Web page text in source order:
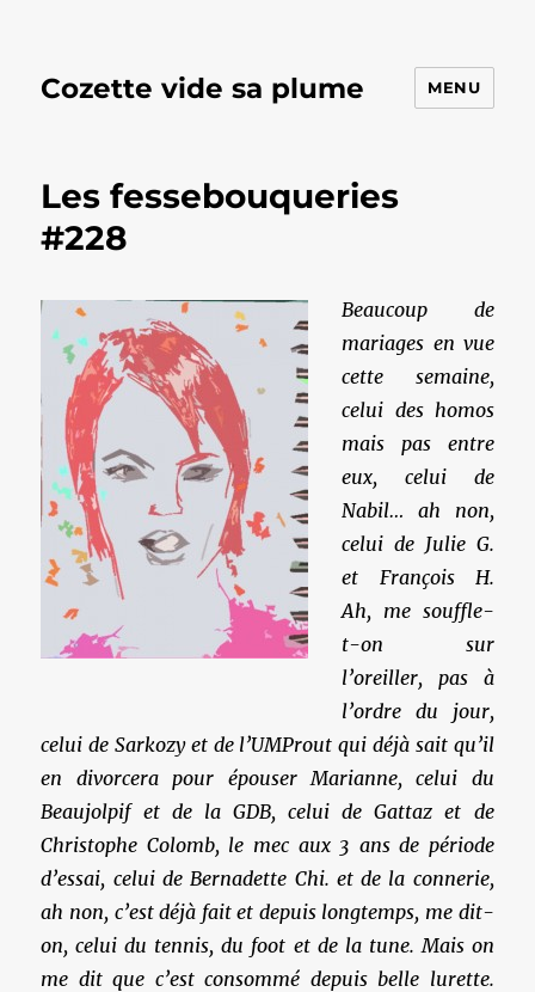
Cozette vide sa plume MENU
Les fessebouqueries
#228
Beaucoup de
mariages en vue
cette semaine,
celui des homos
mais pas entre
eux, celui de
Nabil… ah non,
celui de Julie G.
et François H.
Ah, me souffle-
t-on sur
l’oreiller, pas à
l’ordre du jour,
celui de Sarkozy et de l’UMProut qui déjà sait qu’il
en divorcera pour épouser Marianne, celui du
Beaujolpif et de la GDB, celui de Gattaz et de
Christophe Colomb, le mec aux 3 ans de période
d’essai, celui de Bernadette Chi. et de la connerie,
ah non, c’est déjà fait et depuis longtemps, me dit-
on, celui du tennis, du foot et de la tune. Mais on
me dit que c’est consommé depuis belle lurette.